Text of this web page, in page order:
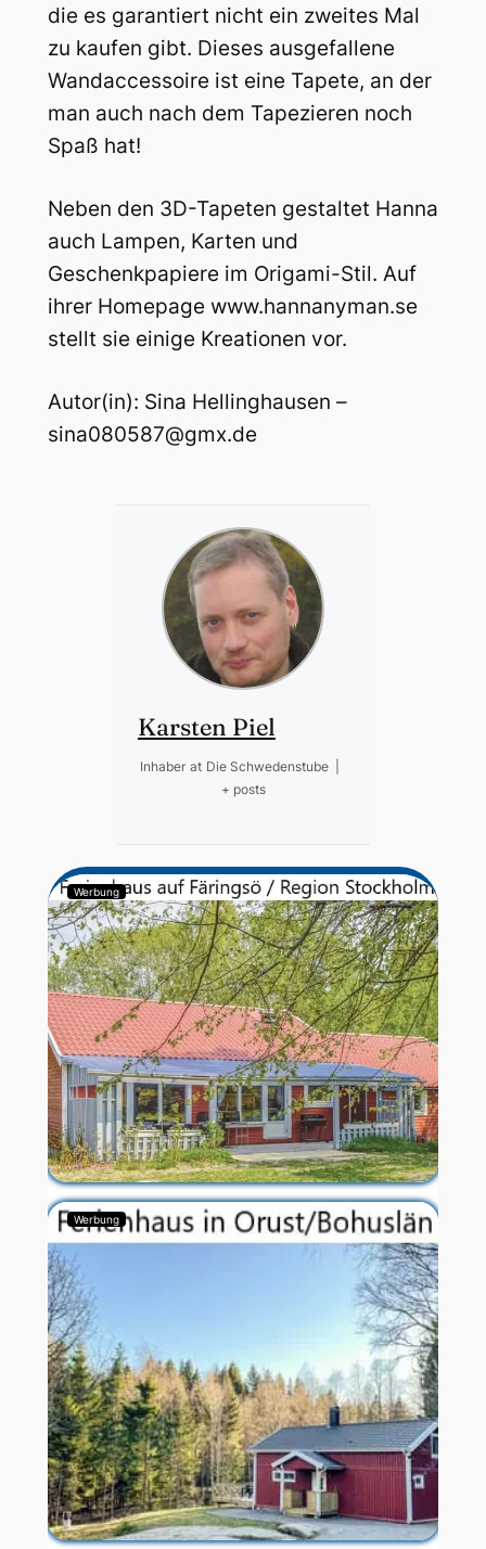
die es garantiert nicht ein zweites Mal
zu kaufen gibt. Dieses ausgefallene
Wandaccessoire ist eine Tapete, an der
man auch nach dem Tapezieren noch
Spaß hat!
Neben den 3D-Tapeten gestaltet Hanna
auch Lampen, Karten und
Geschenkpapiere im Origami-Stil. Auf
ihrer Homepage www.hannanyman.se
stellt sie einige Kreationen vor.
Autor(in): Sina Hellinghausen –
sina080587@gmx.de
Karsten Piel
Inhaber at Die Schwedenstube
+ posts
Werbung
Werbung